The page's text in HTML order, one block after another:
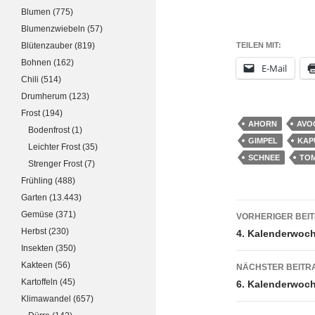
TEILEN MIT:
E-Mail
AHORN
GIMPEL
SCHNEE
VORHERIGER
4.
NÄCHSTER
6.
Blumen (775)
Blumenzwiebeln (57)
Blütenzauber (819)
Bohnen (162)
Chili (514)
Drumherum (123)
Frost(194)
Bodenfrost(1)
Leichter Frost(35)
Strenger Frost(7)
Frühling (488)
Garten (13.443)
Gemüse (371)
Herbst(230)
Insekten (350)
Kakteen (56)
Kartoffeln (45)
Klimawandel (657)